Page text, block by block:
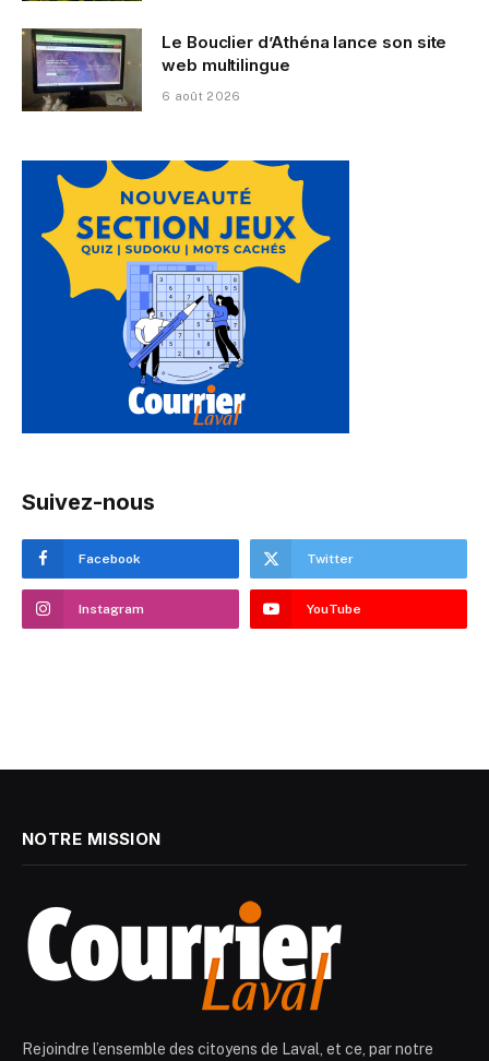
Le Bouclier d’Athéna lance son site
web multilingue
6 août 2026
Suivez-nous
Facebook Twitter
Instagram YouTube
NOTRE MISSION
Rejoindre l’ensemble des citoyens de Laval, et ce, par notre